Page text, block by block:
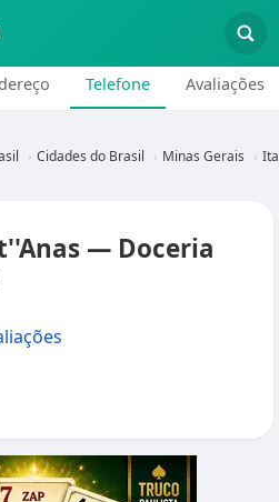
Telefone Avaliações
Cidades do Brasil Minas Gerais
— Doceria